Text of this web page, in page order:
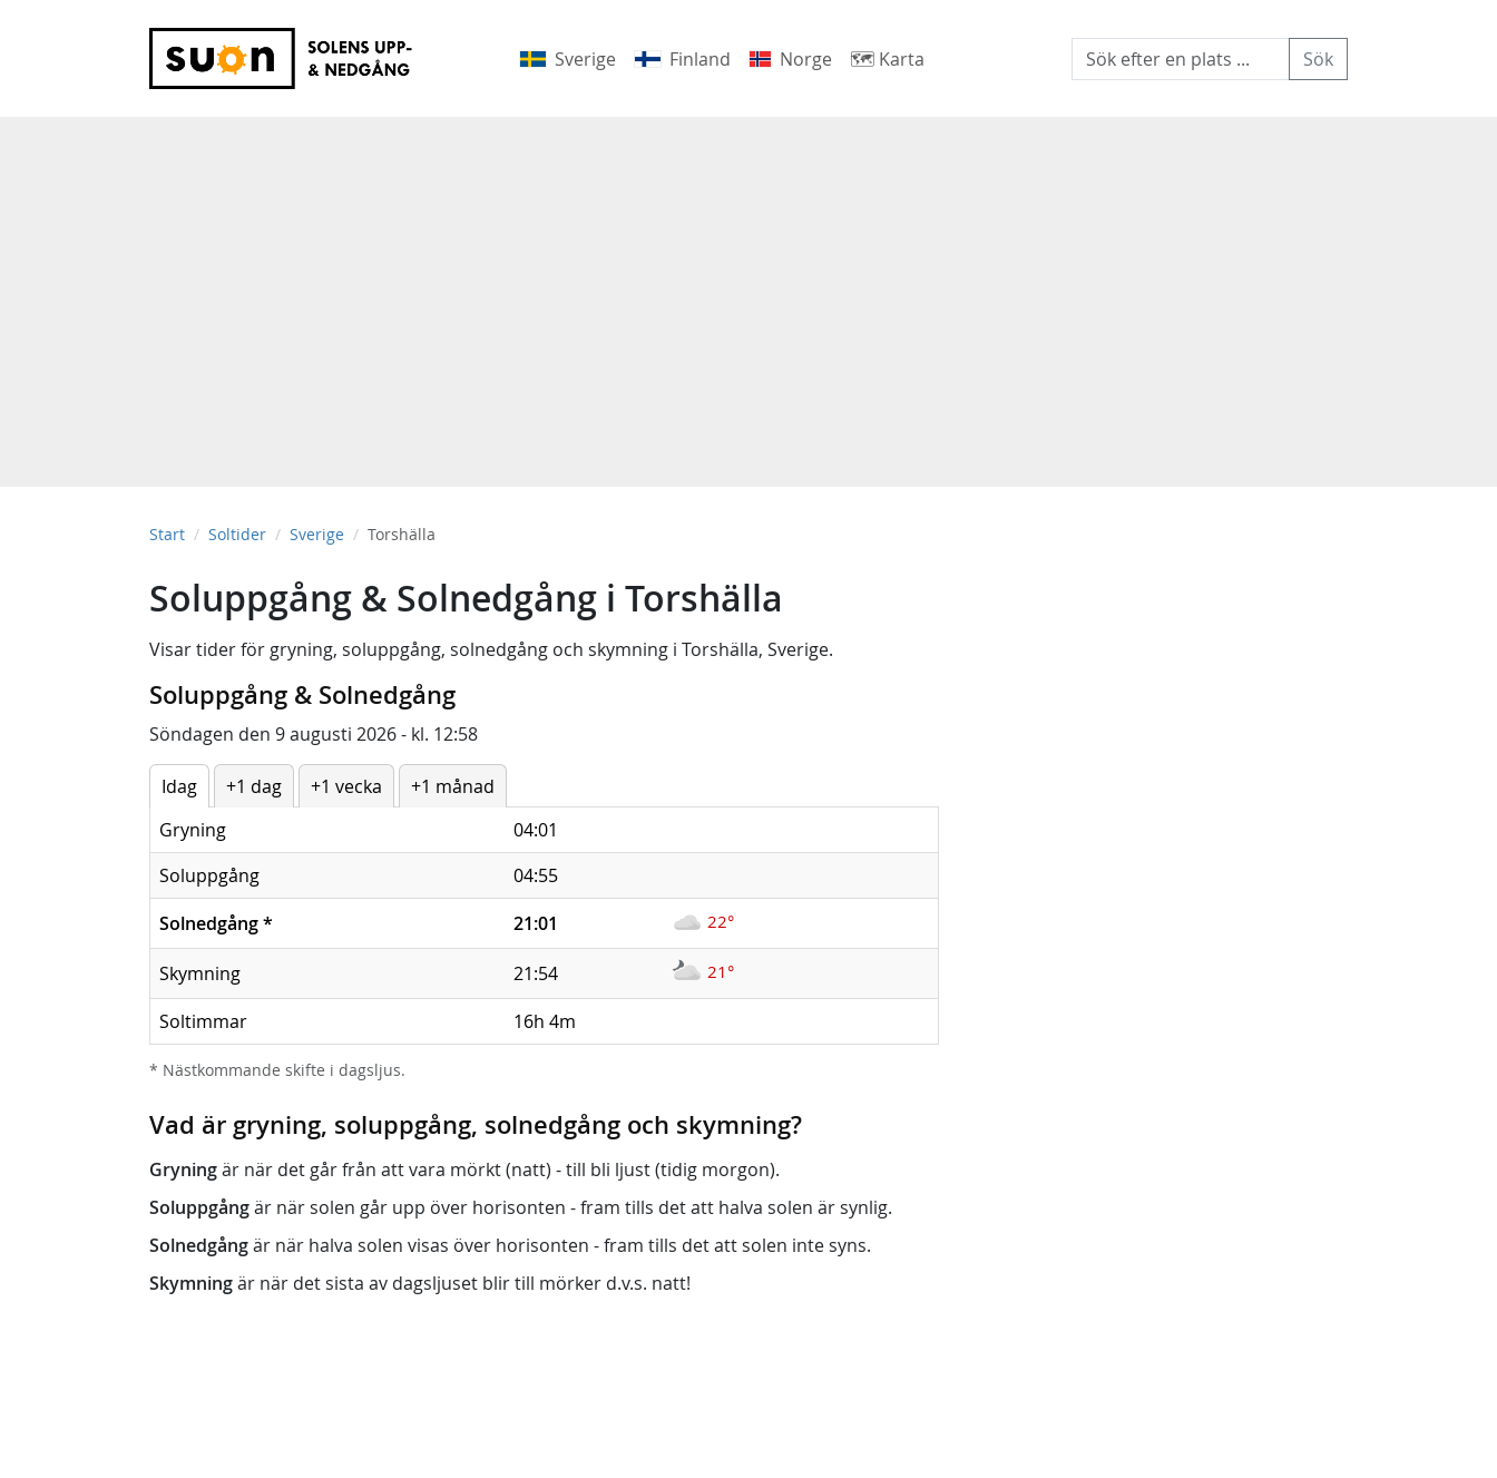
Sverige Finland Norge 🗺 Karta
Start Soltider Sverige Torshälla
Soluppgång & Solnedgång i Torshälla
Visar tider för gryning, soluppgång, solnedgång och skymning i Torshälla, Sverige.
Soluppgång & Solnedgång
Söndagen den 9 augusti 2026 - kl. 12:58
Idag +1 dag +1 vecka
+1 månad
Gryning
04:01
Soluppgång
04:55
Solnedgång* 21:01 22°
Skymning 21:54 21°
Soltimmar 16h 4m
* Nästkommande skifte i dagsljus.
Vad är gryning, soluppgång, solnedgång och skymning?
Gryningär när det går från att vara mörkt (natt) - till bli ljust (tidig morgon).
Soluppgångär när solen går upp över horisonten - fram tills det att halva solen är synlig.
Solnedgångär när halva solen visas över horisonten - fram tills det att solen inte syns.
Skymningär när det sista av dagsljuset blir till mörker d.v.s. natt!